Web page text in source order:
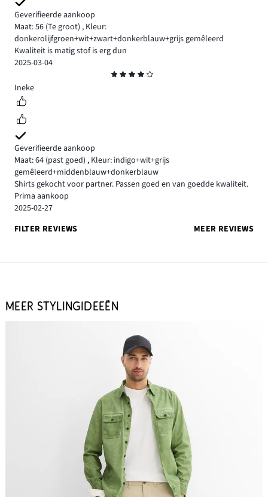
Geverifieerde aankoop
Maat: 56 (Te groot) , Kleur:
donkerolijfgroen+wit+zwart+donkerblauw+grijs gemêleerd
Kwaliteit is matig stof is erg dun
2025-03-04
4
Ineke
Geverifieerde aankoop
Maat: 64 (past goed) , Kleur: indigo+wit+grijs
gemêleerd+middenblauw+donkerblauw
Shirts gekocht voor partner. Passen goed en van goedde kwaliteit.
Prima aankoop
2025-02-27
FILTER REVIEWS
MEER REVIEWS
MEER STYLINGIDEEËN